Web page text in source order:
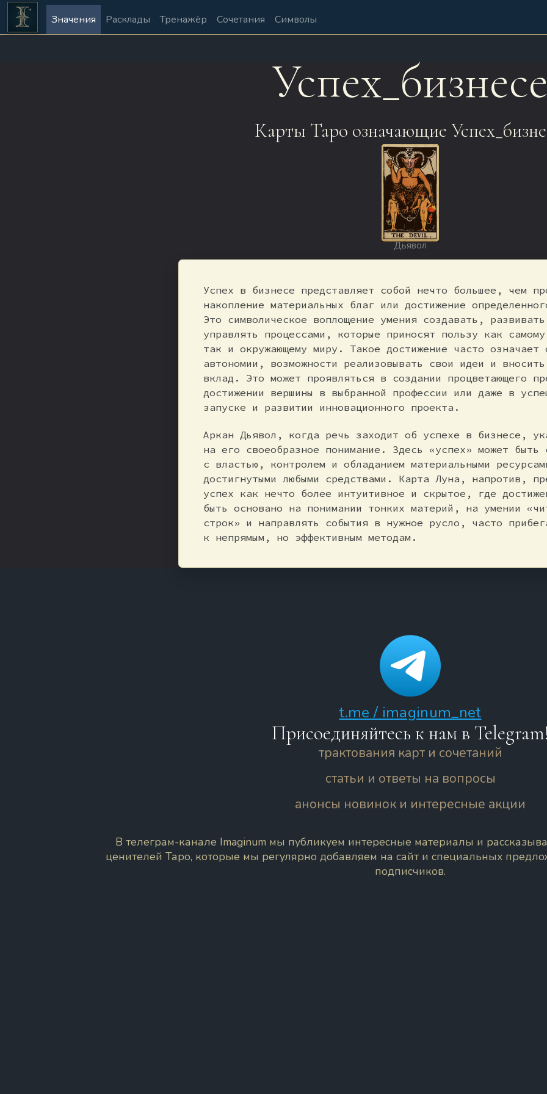
Значения Расклады Тренажёр Сочетания Символы
Карты Таро означающие
Дьявол
Успех в бизнесе представляет собой нечто большее, чем
накопление материальных благ или достижение
Это символическое воплощение умения создавать,
управлять процессами, которые приносят пользу как
так и окружающему миру. Такое достижение часто означает
автономии, возможности реализовывать свои идеи и
вклад. Это может проявляться в создании процветающего
достижении вершины в выбранной профессии или даже в
запуске и развитии инновационного проекта.
Аркан Дьявол, когда речь заходит об успехе в бизнесе,
на его своеобразное понимание. Здесь «успех» может быть
с властью, контролем и обладанием материальными
достигнутыми любыми средствами. Карта Луна, напротив,
успех как нечто более интуитивное и скрытое, где
быть основано на понимании тонких материй, на умении
строк» и направлять события в нужное русло, часто
к непрямым, но эффективным методам.
t.me / imaginum_net
Присоединяйтесь к нам в
трактования карт и сочетаний
статьи и ответы на вопросы
анонсы новинок и интересные акции
В телеграм-канале Imaginum мы публикуем интересные материалы и
ценителей Таро, которые мы регулярно добавляем на сайт и специальных
подписчиков.